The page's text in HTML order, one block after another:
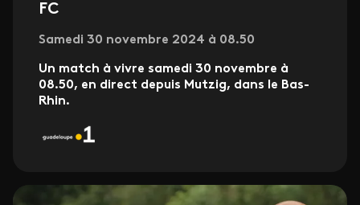
FC
Samedi 30 novembre 2024 à 08.50
Un match à vivre samedi 30 novembre à
08.50, en direct depuis Mutzig, dans le Bas-
Rhin.